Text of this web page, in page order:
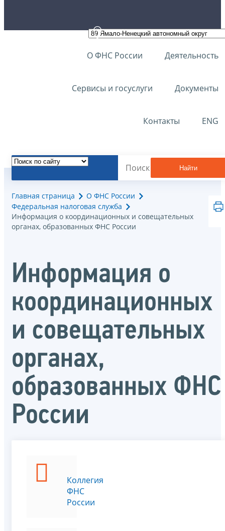
О ФНС России Деятельность
Сервисы и госуслуги Документы
Контакты ENG
Найти
Главная страница
О ФНС России
Федеральная налоговая служба
Информация о координационных и совещательных
органах, образованных ФНС России
Информация о
координационных
и совещательных
органах,
образованных ФНС
России
Коллегия
ФНС
России